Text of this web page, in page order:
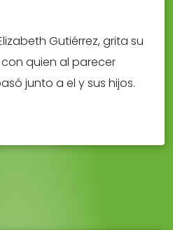
Gutiérrez, grita su
con quien al parecer
junto a el y sus hijos.